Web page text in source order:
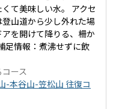
到達すると、祖母山やく
味わえます。特に、山頂
すことができるため、感
楽しむことができます。
な水分補給も忘れずに行
な天候の変化に遭遇した
て美味しい水。 アクセ
山道から少し外れた場
を開けて降りる、柵か
足情報：煮沸せずに飲
ース
-本谷山-笠松山 往復コ